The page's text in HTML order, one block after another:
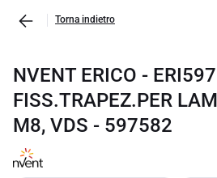
Torna indietro
NVENT ERICO -
FISS.TRAPEZ.PER
M8, VDS - 597582